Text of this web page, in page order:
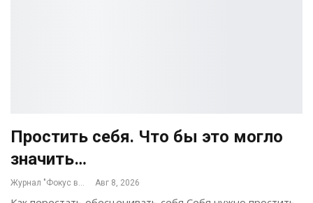
Простить себя. Что бы это могло
значить…
Журнал "Фокус внимания" Авг 8, 2026